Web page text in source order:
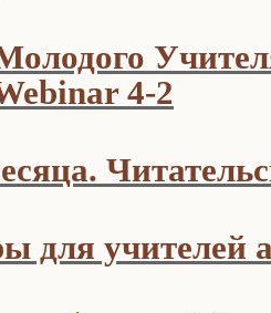
4-2
для учителей